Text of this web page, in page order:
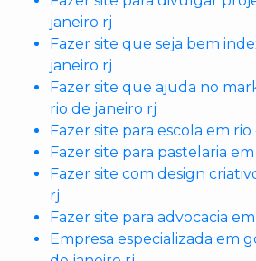
janeiro rj
Fazer site que seja bem
janeiro rj
Fazer site que ajuda no
rio de janeiro rj
Fazer site para escola em
Fazer site para pastelaria
Fazer site com design
rj
Fazer site para advocacia
Empresa especializada em